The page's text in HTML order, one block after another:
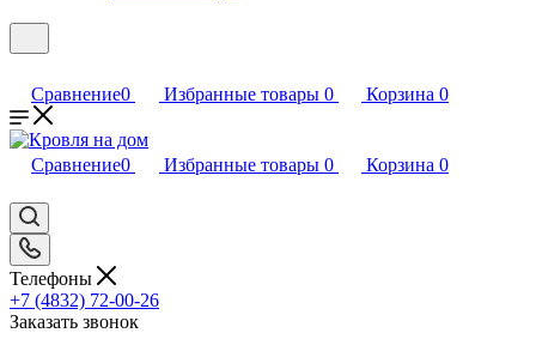
Сравнение0 Избранные товары 0 Корзина 0
Сравнение0 Избранные товары 0 Корзина 0
Телефоны
+7 (4832) 72-00-26
Заказать звонок